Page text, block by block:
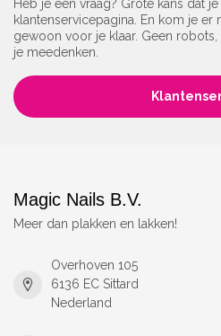
Heb je een vraag? Grote kans dat
klantenservicepagina. En kom je er
gewoon voor je klaar. Geen
je meedenken.
Magic Nails B.V.
Meer dan plakken en lakken!
Overhoven 105
6136 EC Sittard
Nederland